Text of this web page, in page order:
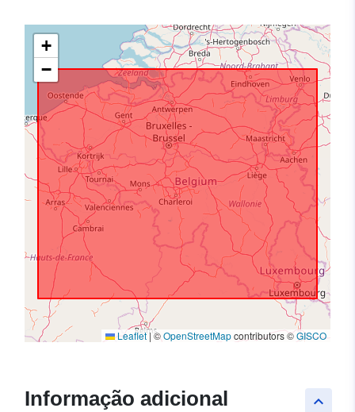
+
−
Leaflet|©OpenStreetMapcontributors ©GISCO
keyboard_arrow_up
Informação adicional